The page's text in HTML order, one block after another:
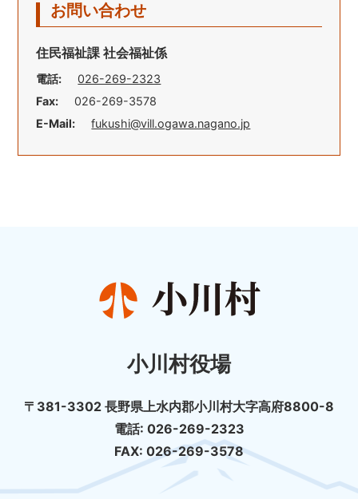
お問い合わせ
住民福祉課 社会福祉係
電話:
026-269-2323
Fax:
026-269-3578
E-Mail:
fukushi@vill.ogawa.nagano.jp
小川村役場
〒381-3302 長野県上水内郡小川村大字高府8800-8
電話: 026-269-2323
FAX: 026-269-3578